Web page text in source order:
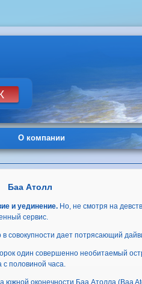
О компании
Баа Атолл
и уединение. Но, не смотря на
сервис.
в совокупности дает потрясающий
один совершенно необитаемый
с половиной часа.
южной оконечности Баа Атолла (Baa